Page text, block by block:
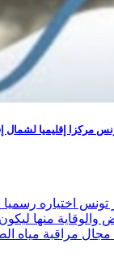
مركزا إقليميا
تونس اختياره
والوقاية منها